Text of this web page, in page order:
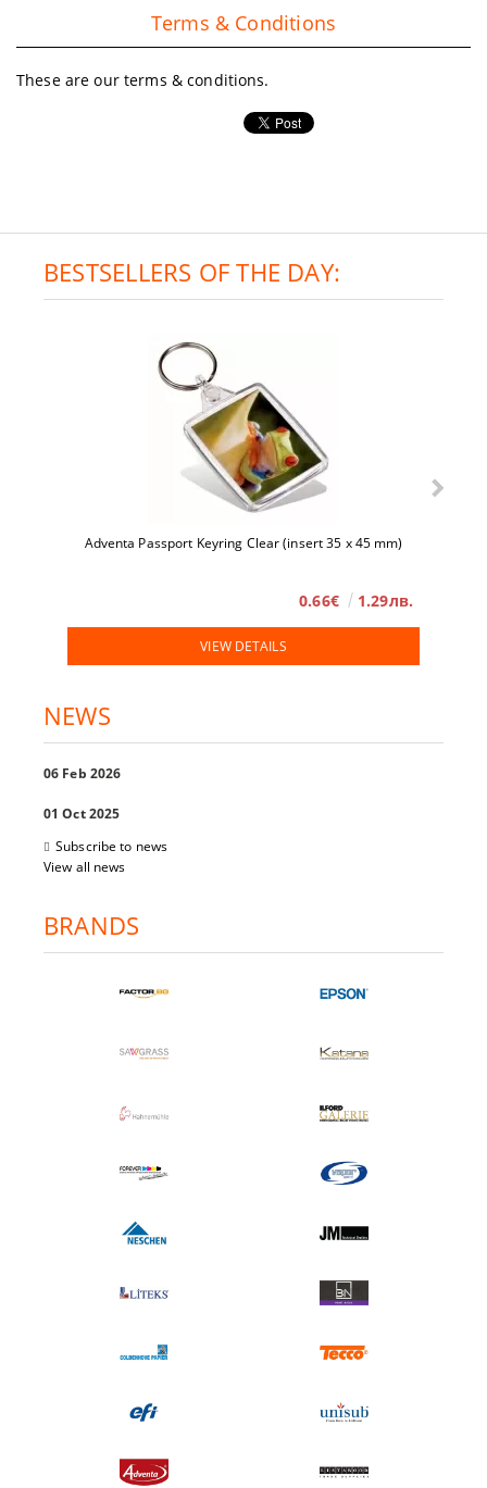
Terms & Conditions
These are our terms & conditions.
BESTSELLERS OF THE DAY:
Adventa Passport Keyring Clear (insert 35 x 45 mm)
0.66€ 1.29лв.
VIEW DETAILS
NEWS
06 Feb 2026
01 Oct 2025
Subscribe to news
View all news
BRANDS